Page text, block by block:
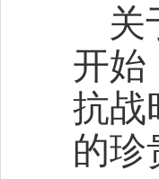
关
开始
抗战
的珍